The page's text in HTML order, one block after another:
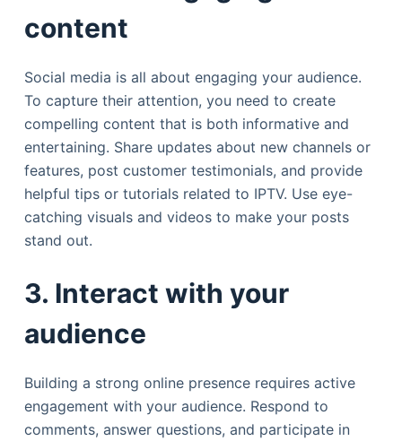
content
Social media is all about engaging your audience.
To capture their attention, you need to create
compelling content that is both informative and
entertaining. Share updates about new channels or
features, post customer testimonials, and provide
helpful tips or tutorials related to IPTV. Use eye-
catching visuals and videos to make your posts
stand out.
3. Interact with your
audience
Building a strong online presence requires active
engagement with your audience. Respond to
comments, answer questions, and participate in